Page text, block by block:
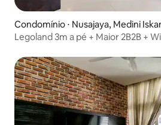
Condomínio ⋅ Nusajaya,
Legoland 3m a pé + Maior 2B2B +